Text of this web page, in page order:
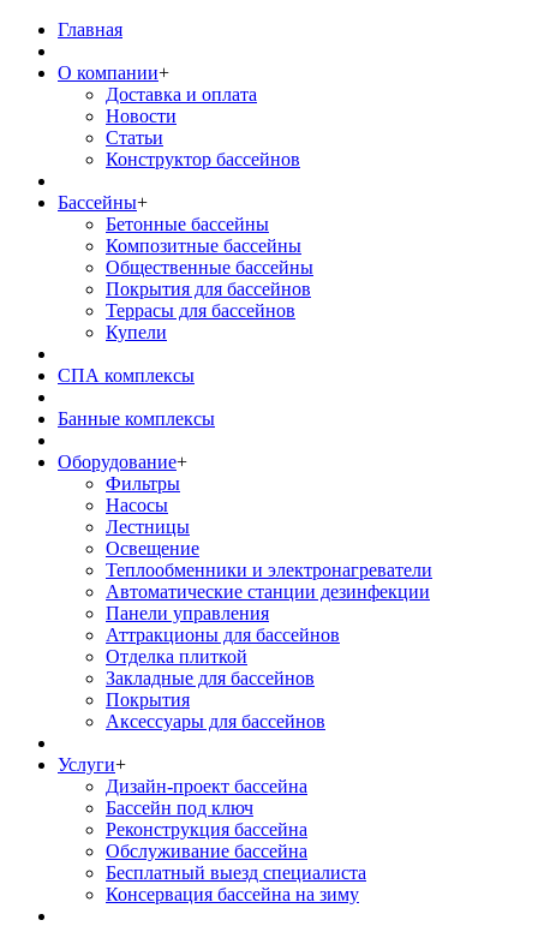
Главная
О компании+
Доставка и оплата
Новости
Статьи
Конструктор бассейнов
Бассейны+
Бетонные бассейны
Композитные бассейны
Общественные бассейны
Покрытия для бассейнов
Террасы для бассейнов
Купели
СПА комплексы
Банные комплексы
Оборудование+
Фильтры
Насосы
Лестницы
Освещение
Теплообменники и электронагреватели
Автоматические станции дезинфекции
Панели управления
Аттракционы для бассейнов
Отделка плиткой
Закладные для бассейнов
Покрытия
Аксессуары для бассейнов
Услуги+
Дизайн-проект бассейна
Бассейн под ключ
Реконструкция бассейна
Обслуживание бассейна
Бесплатный выезд специалиста
Консервация бассейна на зиму